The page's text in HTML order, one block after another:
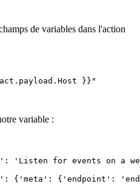
de variables dans l'action
}} "
variable :
: ' Listen for events on a
' : { ' meta ' : { ' endpoint ' : '